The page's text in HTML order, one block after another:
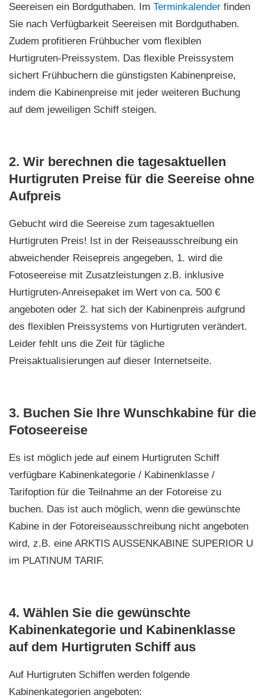
Seereisen ein Bordguthaben. Im Terminkalender finden
Sie nach Verfügbarkeit Seereisen mit Bordguthaben.
Zudem profitieren Frühbucher vom flexiblen
Hurtigruten-Preissystem. Das flexible Preissystem
sichert Frühbuchern die günstigsten Kabinenpreise,
indem die Kabinenpreise mit jeder weiteren Buchung
auf dem jeweiligen Schiff steigen.
2. Wir berechnen die tagesaktuellen
Hurtigruten Preise für die Seereise ohne
Aufpreis
Gebucht wird die Seereise zum tagesaktuellen
Hurtigruten Preis! Ist in der Reiseausschreibung ein
abweichender Reisepreis angegeben, 1. wird die
Fotoseereise mit Zusatzleistungen z.B. inklusive
Hurtigruten-Anreisepaket im Wert von ca. 500 €
angeboten oder 2. hat sich der Kabinenpreis aufgrund
des flexiblen Preissystems von Hurtigruten verändert.
Leider fehlt uns die Zeit für tägliche
Preisaktualisierungen auf dieser Internetseite.
3. Buchen Sie Ihre Wunschkabine für die
Fotoseereise
Es ist möglich jede auf einem Hurtigruten Schiff
verfügbare Kabinenkategorie / Kabinenklasse /
Tarifoption für die Teilnahme an der Fotoreise zu
buchen. Das ist auch möglich, wenn die gewünschte
Kabine in der Fotoreiseausschreibung nicht angeboten
wird, z.B. eine ARKTIS AUSSENKABINE SUPERIOR U
im PLATINUM TARIF.
4. Wählen Sie die gewünschte
Kabinenkategorie und Kabinenklasse
auf dem Hurtigruten Schiff aus
Auf Hurtigruten Schiffen werden folgende
Kabinenkategorien angeboten: